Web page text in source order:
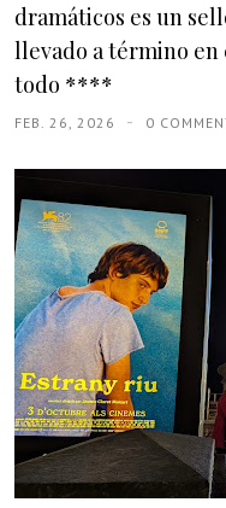
dramáticos es un
llevado a término en
todo ****
FEB. 26, 2026 0